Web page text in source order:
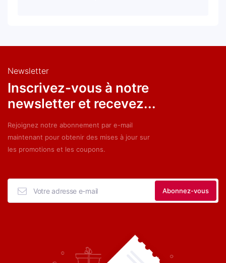
Newsletter
Inscrivez-vous à notre
newsletter et recevez...
Rejoignez notre abonnement par e-mail
maintenant pour obtenir des mises à jour sur
les promotions et les coupons.